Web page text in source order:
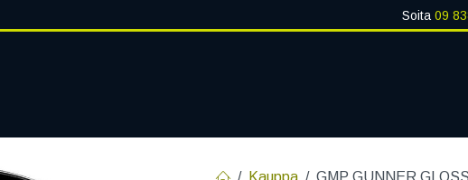
Soita 09
Kauppa GMP GUNNER